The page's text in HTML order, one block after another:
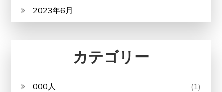
2023年6月
カテゴリー
000人 (1)